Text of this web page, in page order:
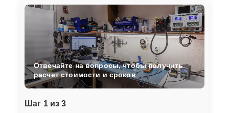
Шаг 1 из 3
Отвечайте на вопросы, чтобы получить
расчет стоимости и сроков